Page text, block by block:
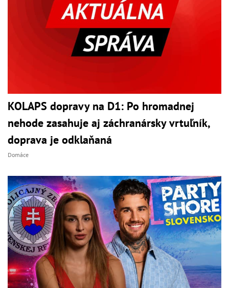
KOLAPS dopravy na D1: Po hromadnej
nehode zasahuje aj záchranársky vrtuľník,
doprava je odklaňaná
Domáce